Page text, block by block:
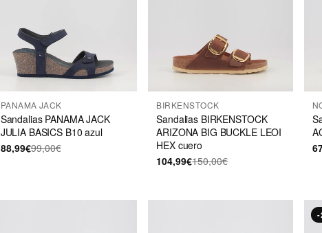
PANAMA JACK
Sandalias PANAMA JACK
JULIA BASICS B10 azul
88,99€99,00€
BIRKENSTOCK
Sandalias BIRKENSTOCK
ARIZONA BIG BUCKLE LEOI
HEX cuero
104,99€150,00€
-